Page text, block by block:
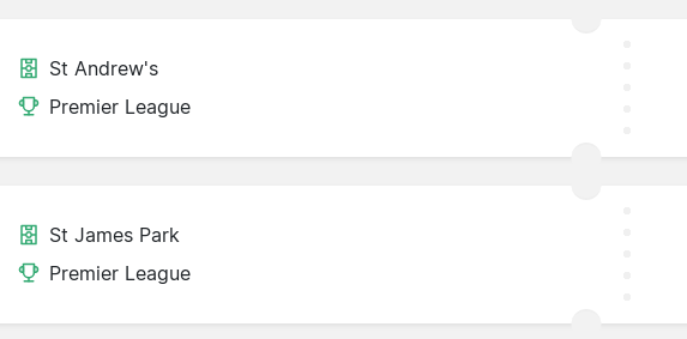
St Andrew's
Premier League
St James Park
Premier League